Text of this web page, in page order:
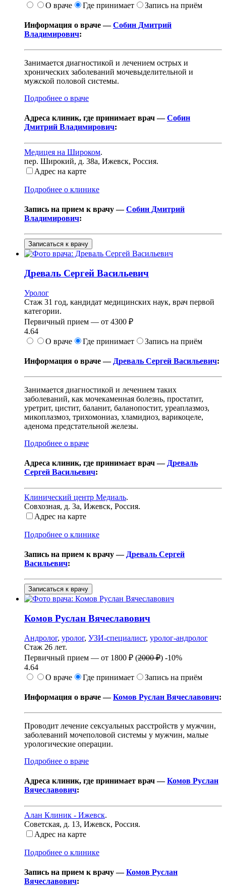
О враче
Где принимает Запись на приём
Информация о враче —Собин Дмитрий
Владимирович:
Занимается диагностикой и лечением острых и
хронических заболеваний мочевыделительной и
мужской половой системы.
Подробнее о враче
Адреса клиник, где принимает врач —Собин
Дмитрий Владимирович:
Медицея на Широком.
пер. Широкий, д. 38а, Ижевск, Россия.
Адрес на карте
Подробнее о клинике
Запись на прием к врачу —Собин Дмитрий
Владимирович:
Записаться к врачу
Древаль Сергей Васильевич
Уролог
Стаж 31 год, кандидат медицинских наук, врач первой
категории.
Первичный прием — от 4300 ₽
4.64
О враче
Где принимает Запись на приём
Информация о враче — Древаль Сергей Васильевич:
Занимается диагностикой и лечением таких
заболеваний, как мочекаменная болезнь, простатит,
уретрит, цистит, баланит, баланопостит, уреаплазмоз,
микоплазмоз, трихомониаз, хламидиоз, варикоцеле,
аденома предстательной железы.
Подробнее о враче
Адреса клиник, где принимает врач — Древаль
Сергей Васильевич:
Клинический центр Медиаль.
Совхозная, д. 3а, Ижевск, Россия.
Адрес на карте
Подробнее о клинике
Запись на прием к врачу — Древаль Сергей
Васильевич:
Записаться к врачу
Комов Руслан Вячеславович
Андролог, уролог, УЗИ-специалист, уролог-андролог
Стаж 26 лет.
Первичный прием — от 1800 ₽ (2000 ₽) -10%
4.64
О враче
Где принимает Запись на приём
Информация о враче —Комов Руслан Вячеславович:
Проводит лечение сексуальных расстройств у мужчин,
заболеваний мочеполовой системы у мужчин, малые
урологические операции.
Подробнее о враче
Адреса клиник, где принимает врач —Комов Руслан
Вячеславович:
Алан Клиник - Ижевск.
Советская, д. 13, Ижевск, Россия.
Адрес на карте
Подробнее о клинике
Запись на прием к врачу —Комов Руслан
Вячеславович: